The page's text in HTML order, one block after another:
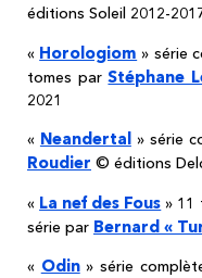
éditions Soleil 2012-
« Horologiom » série
tomes parStéphane
2021
« Neandertal » série
Roudier © éditions
« La nef des Fous » 11
série par Bernard «
« Odin» série